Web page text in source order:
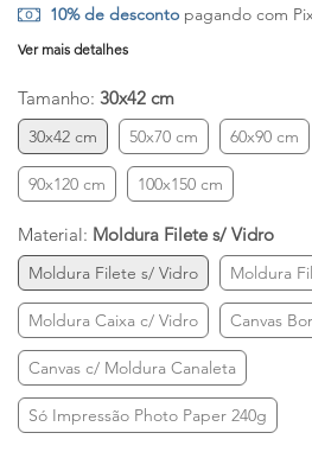
10% de descontopagando com
Ver mais detalhes
Tamanho: 30x42 cm
30x42 cm 50x70 cm 60x90 cm
90x120 cm 100x150 cm
Material: Moldura Filete s/ Vidro
Moldura Filete s/ Vidro Moldura
Moldura Caixa c/ Vidro Canvas
Canvas c/ Moldura Canaleta
Só Impressão Photo Paper 240g